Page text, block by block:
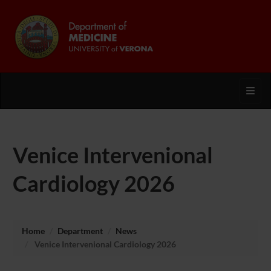
Venice Intervenional
Cardiology 2026
Home Department
News
Venice Intervenional Cardiology 2026